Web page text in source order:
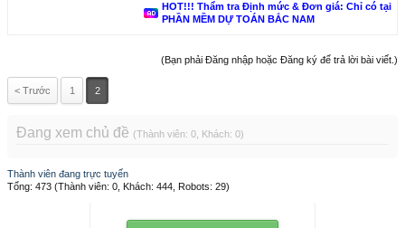
HOT!!! Thẩm tra Định mức & Đơn giá: Chỉ có tại
PHẦN MỀM DỰ TOÁN BẮC NAM
(Bạn phải Đăng nhập hoặc Đăng ký để trả lời bài viết.)
< Trước 1 2
Đang xem chủ đề (Thành viên: 0, Khách: 0)
Thành viên đang trực tuyến
Tổng: 473 (Thành viên: 0, Khách: 444, Robots: 29)